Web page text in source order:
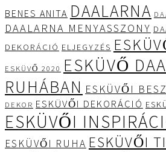
BENES ANITA DAALARNA
DAALARNA MENYASSZONY
DEKORÁCIÓ ELJEGYZÉS
ESKÜVŐ 2020 ESKÜVŐ
RUHÁBAN ESKÜVŐI
DEKOR ESKÜVŐI DEKORÁCIÓ
ESKÜVŐI
ESKÜVŐI RUHA ESKÜVŐI